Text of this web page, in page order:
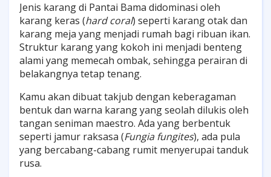
Jenis karang di Pantai Bama didominasi oleh
karang keras (hard coral) seperti karang otak dan
karang meja yang menjadi rumah bagi ribuan ikan.
Struktur karang yang kokoh ini menjadi benteng
alami yang memecah ombak, sehingga perairan di
belakangnya tetap tenang.
Kamu akan dibuat takjub dengan keberagaman
bentuk dan warna karang yang seolah dilukis oleh
tangan seniman maestro. Ada yang berbentuk
seperti jamur raksasa (Fungia fungites), ada pula
yang bercabang-cabang rumit menyerupai tanduk
rusa.